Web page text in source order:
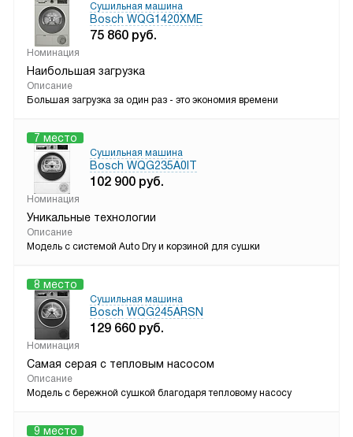
Сушильная машина
Bosch WQG1420XME
75 860 руб.
Номинация
Наибольшая загрузка
Описание
Большая загрузка за один раз - это экономия времени
7 место
Сушильная машина
Bosch WQG235A0IT
102 900 руб.
Номинация
Уникальные технологии
Описание
Модель с системой Auto Dry и корзиной для сушки
8 место
Сушильная машина
Bosch WQG245ARSN
129 660 руб.
Номинация
Самая серая с тепловым насосом
Описание
Модель с бережной сушкой благодаря тепловому насосу
9 место